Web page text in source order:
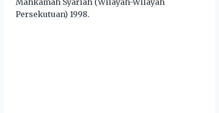
Persekutuan) 1998.